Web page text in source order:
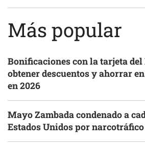
Más popular
Bonificaciones con la tarjeta del
obtener descuentos y ahorrar
en 2026
Mayo Zambada condenado a
Estados Unidos por narcotráfico